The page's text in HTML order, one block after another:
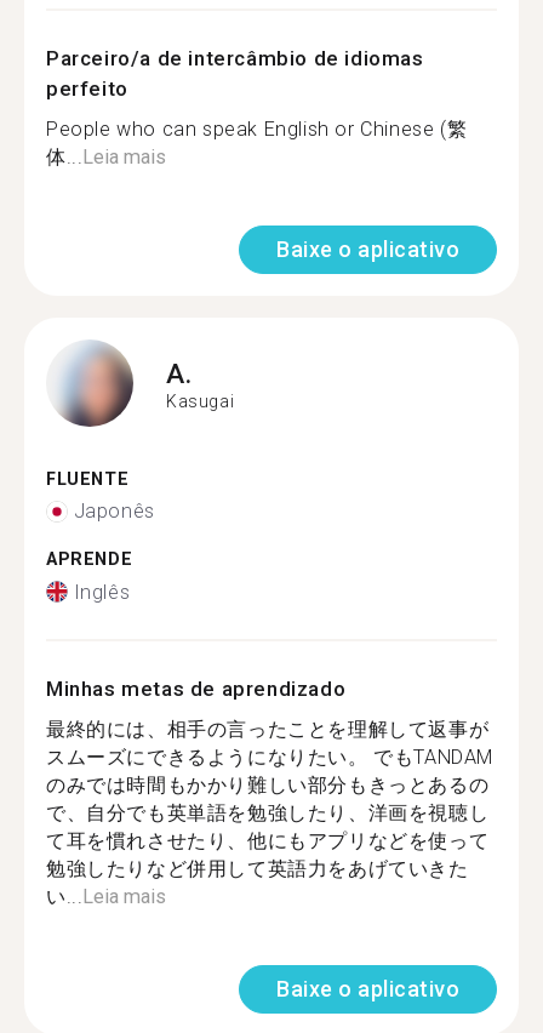
Parceiro/a de intercâmbio de idiomas
perfeito
People who can speak English or Chinese (繁
体... Leia mais
Baixe o aplicativo
A.
Kasugai
FLUENTE
Japonês
APRENDE
Inglês
Minhas metas de aprendizado
最終的には、相手の言ったことを理解して返事が
スムーズにできるようになりたい。 でもTANDAM
のみでは時間もかかり難しい部分もきっとあるの
で、自分でも英単語を勉強したり、洋画を視聴し
て耳を慣れさせたり、他にもアプリなどを使って
勉強したりなど併用して英語力をあげていきた
い... Leia mais
Baixe o aplicativo